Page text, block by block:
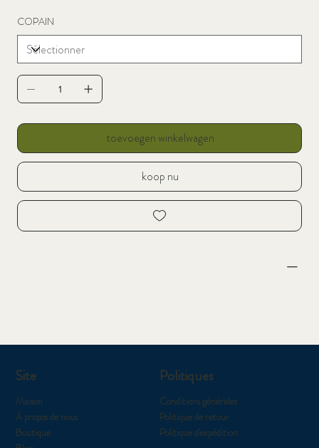
COPAIN
toevoegen winkelwagen
koop nu
Politiques
Conditions générales
Politique de retour
Politique d'expédition
Site
Maison
À propos de nous
Boutique